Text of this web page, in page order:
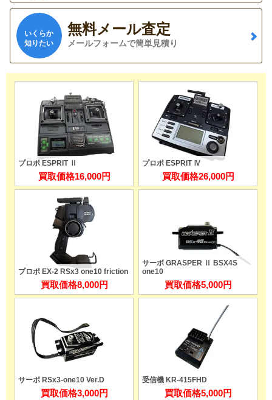
いくらか
知りたい
無料メール査定
メールフォームで簡単見積り
プロポ ESPRIT Ⅱ
買取価格16,000円
プロポ ESPRIT Ⅳ
買取価格26,000円
プロポ EX-2 RSx3 one10 friction
買取価格8,000円
サーボ GRASPER Ⅱ BSX4S
one10
買取価格5,000円
サーボ RSx3-one10 Ver.D
買取価格3,000円
受信機 KR-415FHD
買取価格5,000円